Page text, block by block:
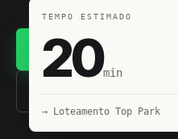
(11)
TEMPO ESTIMADO
20min
→ Loteamento Top Park